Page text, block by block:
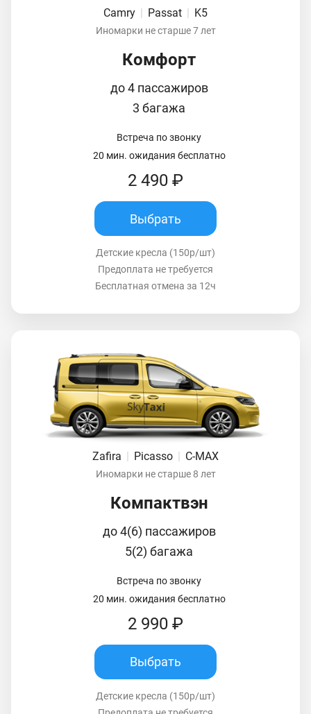
Camry Passat K5
Иномарки не старше 7 лет
Комфорт
до 4 пассажиров
3 багажа
Встреча по звонку
20 мин. ожидания бесплатно
2 490 ₽
Выбрать
Детские кресла (150р/шт)
Предоплата не требуется
Бесплатная отмена за 12ч
Zafira | Picasso | C-MAX
Иномарки не старше 8 лет
Компактвэн
до 4(6) пассажиров
5(2) багажа
Встреча по звонку
20 мин. ожидания бесплатно
2 990 ₽
Выбрать
Детские кресла (150р/шт)